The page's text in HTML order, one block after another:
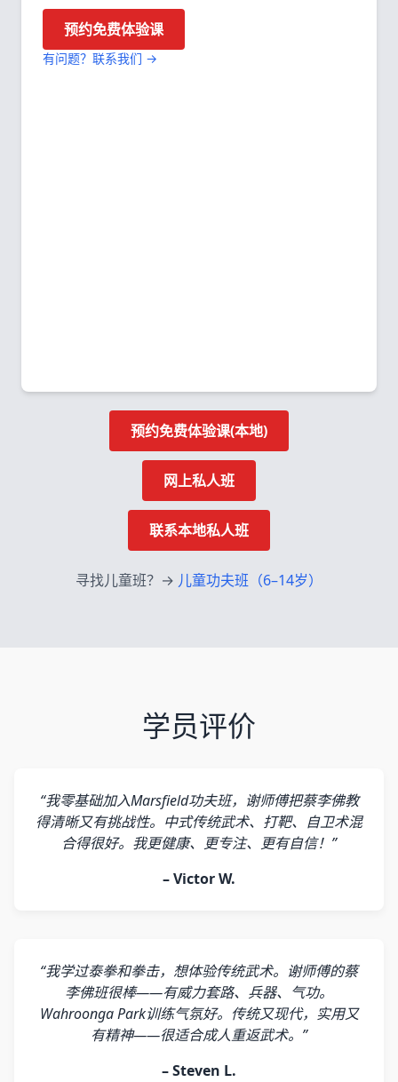
预约免费体验课
有问题？联系我们 →
预约免费体验课(本地)
网上私人班
联系本地私人班
寻找儿童班？→ 儿童功夫班（6–14岁）
学员评价
“我零基础加入Marsfield功夫班，谢师傅把蔡李佛教
得清晰又有挑战性。中式传统武术、打靶、自卫术混
合得很好。我更健康、更专注、更有自信！”
– Victor W.
“我学过泰拳和拳击，想体验传统武术。谢师傅的蔡
李佛班很棒——有威力套路、兵器、气功。
Wahroonga Park训练气氛好。传统又现代，实用又
有精神——很适合成人重返武术。”
– Steven L.